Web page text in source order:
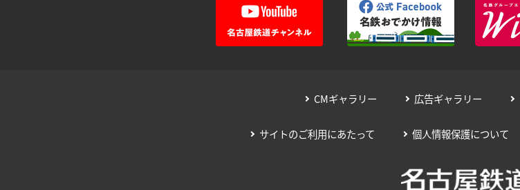
CMギャラリー 広告ギャラリー
サイトのご利用にあたって 個人情報保護について